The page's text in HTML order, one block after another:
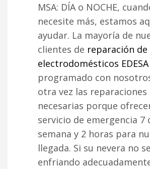
MSA: DÍA o NOCHE,
necesite más, estamos
ayudar. La mayoría de
clientes de reparación de
electrodomésticos EDESA
programado con
otra vez las reparaciones
necesarias porque
servicio de emergencia 7
semana y 2 horas para
llegada. Si su nevera no
enfriando